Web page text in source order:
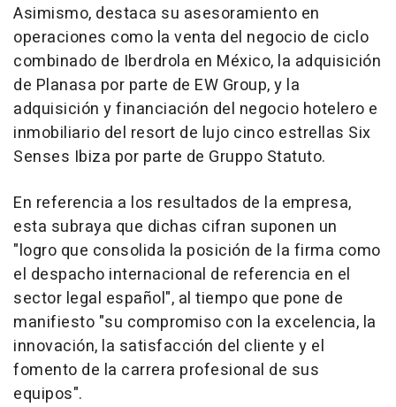
Asimismo, destaca su asesoramiento en
operaciones como la venta del negocio de ciclo
combinado de Iberdrola en México, la adquisición
de Planasa por parte de EW Group, y la
adquisición y financiación del negocio hotelero e
inmobiliario del resort de lujo cinco estrellas Six
Senses Ibiza por parte de Gruppo Statuto.
En referencia a los resultados de la empresa,
esta subraya que dichas cifran suponen un
"logro que consolida la posición de la firma como
el despacho internacional de referencia en el
sector legal español", al tiempo que pone de
manifiesto "su compromiso con la excelencia, la
innovación, la satisfacción del cliente y el
fomento de la carrera profesional de sus
equipos".